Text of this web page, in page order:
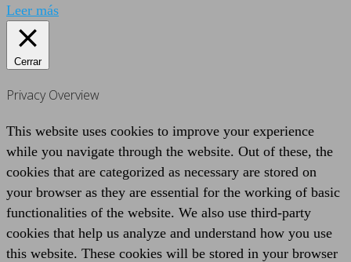
Leer más
Cerrar
Privacy Overview
This website uses cookies to improve your experience
while you navigate through the website. Out of these, the
cookies that are categorized as necessary are stored on
your browser as they are essential for the working of basic
functionalities of the website. We also use third-party
cookies that help us analyze and understand how you use
this website. These cookies will be stored in your browser